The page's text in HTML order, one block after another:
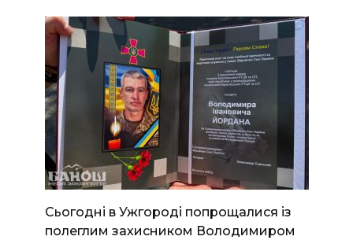
Сьогодні в Ужгороді попрощалися із
полеглим захисником Володимиром